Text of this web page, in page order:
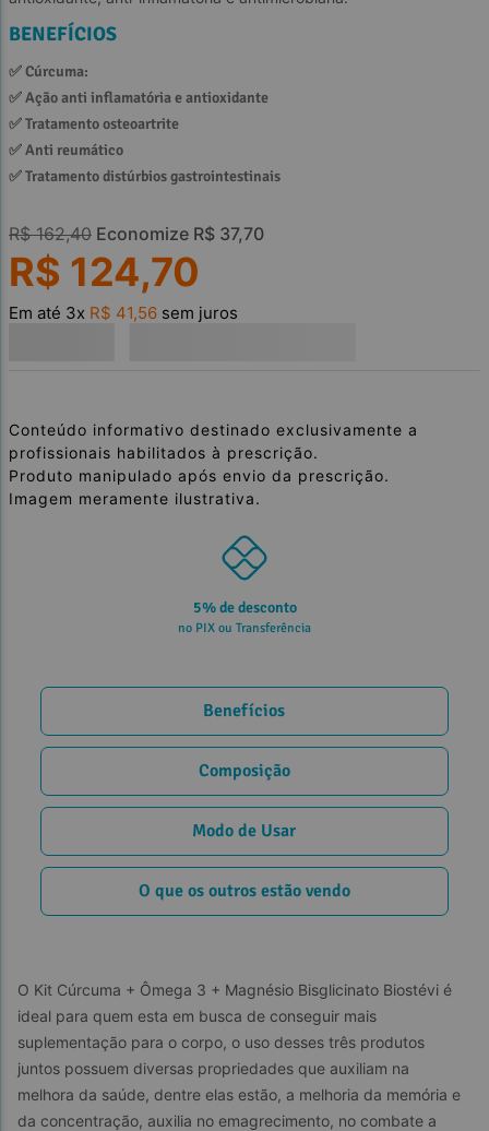
BENEFÍCIOS
✅ Cúrcuma:
✅ Ação anti inflamatória e antioxidante
✅ Tratamento osteoartrite
✅ Anti reumático
✅ Tratamento distúrbios gastrointestinais
R$ 162,40 Economize R$ 37,70
R$ 124,70
Em até 3x R$ 41,56 sem juros
Conteúdo informativo destinado exclusivamente a
profissionais habilitados à prescrição.
Produto manipulado após envio da prescrição.
Imagem meramente ilustrativa.
5% de desconto
no PIX ou Transferência
Benefícios
Composição
Modo de Usar
O que os outros estão vendo
O Kit Cúrcuma + Ômega 3 + Magnésio Bisglicinato Biostévi é
ideal para quem esta em busca de conseguir mais
suplementação para o corpo, o uso desses três produtos
juntos possuem diversas propriedades que auxiliam na
melhora da saúde, dentre elas estão, a melhoria da memória e
da concentração, auxilia no emagrecimento, no combate a